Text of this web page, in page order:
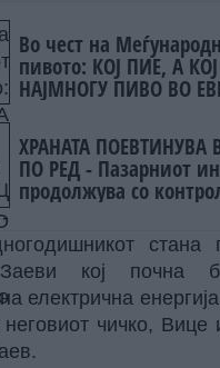
Во чест на
пивото: КОЈ ПИЕ, А
НАЈМНОГУ ПИВО ВО
ХРАНАТА ПОЕВТИНУВА
ПО РЕД - Пазарниот
продолжува со
стана
Заеви кој почна
електрична
неговиот чичко, Вице